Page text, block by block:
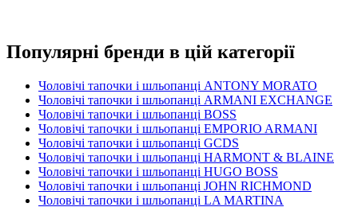
Популярні бренди в цій категорії
Чоловічі тапочки і шльопанці ANTONY MORATO
Чоловічі тапочки і шльопанці ARMANI EXCHANGE
Чоловічі тапочки і шльопанці BOSS
Чоловічі тапочки і шльопанці EMPORIO ARMANI
Чоловічі тапочки і шльопанці GCDS
Чоловічі тапочки і шльопанці HARMONT & BLAINE
Чоловічі тапочки і шльопанці HUGO BOSS
Чоловічі тапочки і шльопанці JOHN RICHMOND
Чоловічі тапочки і шльопанці LA MARTINA